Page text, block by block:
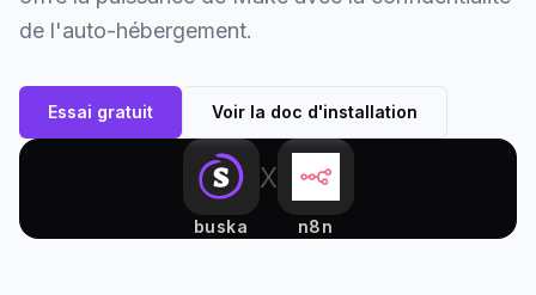
de l'auto-hébergement.
Essai gratuit Voir la doc d'installation
buska
x
n8n